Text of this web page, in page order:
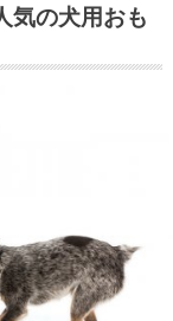
気の犬用おも